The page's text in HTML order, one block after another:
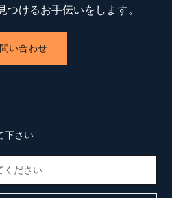
つけるお手伝いをします。
い合わせ
下さい